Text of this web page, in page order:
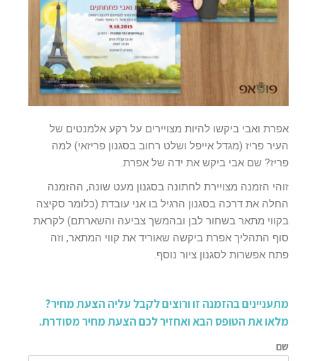
אפרת ואבי ביקשו להיות מצויירים על רקע אלמנטים של
העיר פריז (מגדל אייפל ושלט רחוב בסגנון פריזאי) למה
פריז? שם אבי ביקש את ידה של אפרת.
זוהי הזמנה מצויירת לחתונה בסגנון מעט שונה, ההזמנה
החלה את דרכה בסגנון הרגיל בו אני עובדת (כלומר סקיצה
בקווי מתאר בשחור לבן ובהמשך צביעה והשארתם) לקראת
סוף התהליך אפרת ביקשה שאוריד את קווי המתאר, וזה
פתח אפשרות לסגנון ציור נוסף.
מתעניינים בהזמנה זו ורוצים לקבל עליה הצעת מחיר?
מלאו את הטופס הבא ואחזיר לכם הצעת מחיר מסודרת.
שם